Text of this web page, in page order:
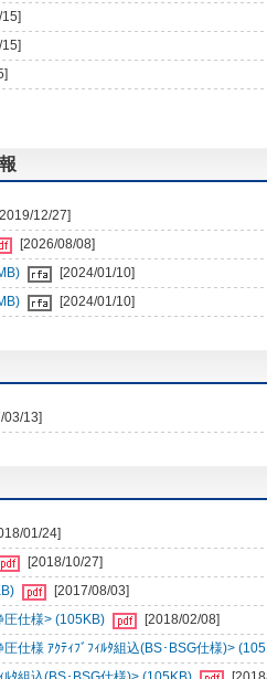
12/27]
[2026/08/08]
[2024/01/10]
[2024/01/10]
03/13]
01/24]
[2018/10/27]
[2017/08/03]
圧仕様> (105KB)
[2018/02/08]
仕様 ｱｸﾃｨﾌﾞﾌｨﾙﾀ組込(BS･BSG仕様)>